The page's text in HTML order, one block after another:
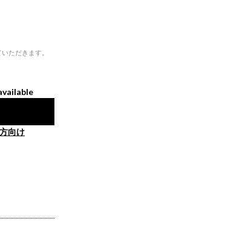
ただきます。
向け